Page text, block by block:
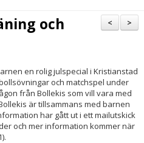
>
<
och
en rolig julspecial i Kristianstad
och matchspel under
från Bollekis som vill vara med
är tillsammans med barnen
har gått ut i ett mailutskick
och mer information kommer när